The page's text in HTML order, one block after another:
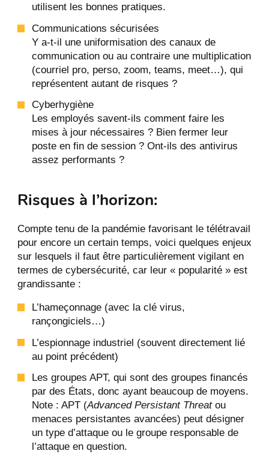
utilisent les bonnes pratiques.
Communications sécurisées
Y a-t-il une uniformisation des canaux de
communication ou au contraire une multiplication
(courriel pro, perso, zoom, teams, meet…), qui
représentent autant de risques ?
Cyberhygiène
Les employés savent-ils comment faire les
mises à jour nécessaires ? Bien fermer leur
poste en fin de session ? Ont-ils des antivirus
assez performants ?
Risques à l’horizon:
Compte tenu de la pandémie favorisant le télétravail
pour encore un certain temps, voici quelques enjeux
sur lesquels il faut être particulièrement vigilant en
termes de cybersécurité, car leur « popularité » est
grandissante :
L’hameçonnage (avec la clé virus,
rançongiciels…)
L’espionnage industriel (souvent directement lié
au point précédent)
Les groupes APT, qui sont des groupes financés
par des États, donc ayant beaucoup de moyens.
Note : APT (Advanced Persistant Threatou
menaces persistantes avancées) peut désigner
un type d’attaque ou le groupe responsable de
l’attaque en question.